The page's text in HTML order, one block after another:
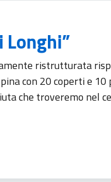
ristrutturata
con 20 coperti e
che troveremo nel